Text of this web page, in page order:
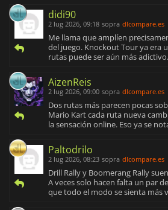
didi90
2 lug 2026, 09:18 sopra dlcompare.es
Me llama que amplíen
del juego. Knockout Tour ya era
rutas puede ser aún más adictivo.
AizenReis
2 lug 2026, 09:00 sopra dlcompare.es
Dos rutas más parecen pocas
Mario Kart cada ruta nueva
la sensación online. Eso ya se
Paltodrilo
2 lug 2026, 08:23 sopra dlcompare.es
Drill Rally y Boomerang Rally
A veces solo hacen falta un par
que todo el modo se sienta más